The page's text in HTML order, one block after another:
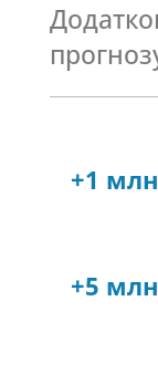
+1
+5